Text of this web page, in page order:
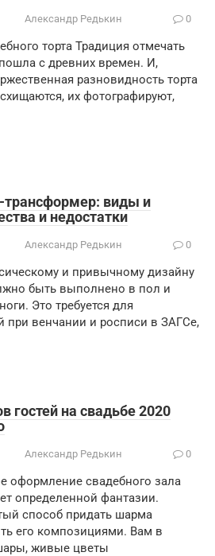
Александр Редькин 0
торта Традиция отмечать
с древних времен. И,
разновидность торта
их фотографируют,
трансформер: виды и
и недостатки
Александр Редькин 0
и привычному дизайну
быть выполнено в пол и
Это требуется для
при венчании и росписи в ЗАГСе,
гостей на свадьбе 2020
Александр Редькин 0
оформление свадебного зала
определенной фантазии.
способ придать шарма
его композициями. Вам в
живые цветы